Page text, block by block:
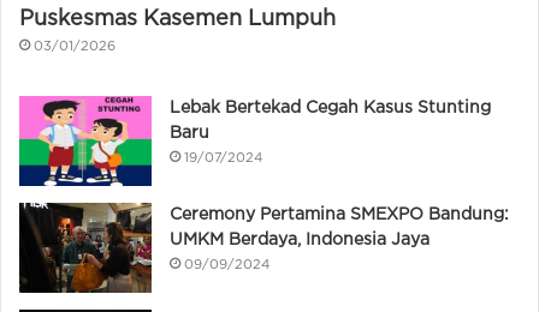
Puskesmas Kasemen Lumpuh
03/01/2026
Lebak Bertekad Cegah Kasus Stunting
Baru
19/07/2024
Ceremony Pertamina SMEXPO Bandung:
UMKM Berdaya, Indonesia Jaya
09/09/2024